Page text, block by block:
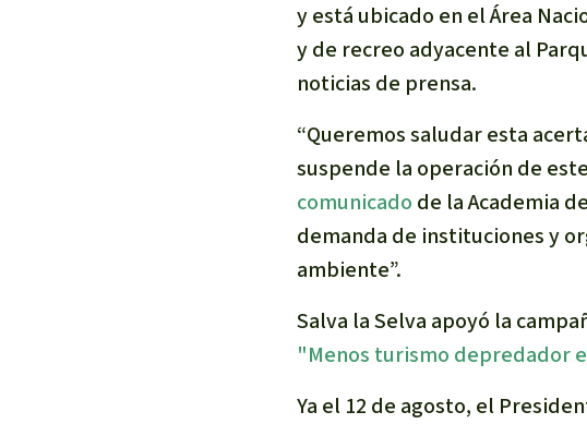
y está ubicado en el Área
y de recreo adyacente al
noticias de prensa.
“Queremos saludar esta
suspende la operación de
comunicado de la Academia
demanda de instituciones y
ambiente”.
Salva la Selva apoyó la
"Menos turismo depredador
Ya el 12 de agosto, el